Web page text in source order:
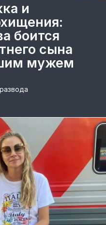
и
боится
сына
мужем